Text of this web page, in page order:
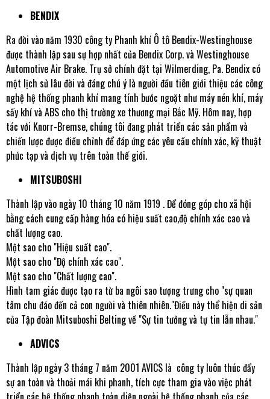
BENDIX
Ra đời vào năm 1930 công ty Phanh khí Ô tô Bendix-Westinghouse
được thành lập sau sự hợp nhất của Bendix Corp. và Westinghouse
Automotive Air Brake. Trụ sở chính đặt tại Wilmerding, Pa. Bendix có
một lịch sử lâu đời và đáng chú ý là người đầu tiên giới thiệu các công
nghệ hệ thống phanh khí mang tính bước ngoặt như máy nén khí, máy
sấy khí và ABS cho thị trường xe thương mại Bắc Mỹ. Hôm nay, hợp
tác với Knorr-Bremse, chúng tôi đang phát triển các sản phẩm và
chiến lược được điều chỉnh để đáp ứng các yêu cầu chính xác, kỹ thuật
phức tạp và dịch vụ trên toàn thế giới.
MITSUBOSHI
Thành lập vào ngày 10 tháng 10 năm 1919 . Để đóng góp cho xã hội
bằng cách cung cấp hàng hóa có hiệu suất cao,độ chính xác cao và
chất lượng cao.
Một sao cho "Hiệu suất cao".
Một sao cho "Độ chính xác cao".
Một sao cho "Chất lượng cao".
Hình tam giác được tạo ra từ ba ngôi sao tượng trưng cho "sự quan
tâm chu đáo đến cả con người và thiên nhiên."Điều này thể hiện di sản
của Tập đoàn Mitsuboshi Belting về "Sự tin tưởng và tự tin lẫn nhau."
ADVICS
Thành lập ngày 3 tháng 7 năm 2001 AVICS là công ty luôn thúc đẩy
sự an toàn và thoải mái khi phanh, tích cực tham gia vào việc phát